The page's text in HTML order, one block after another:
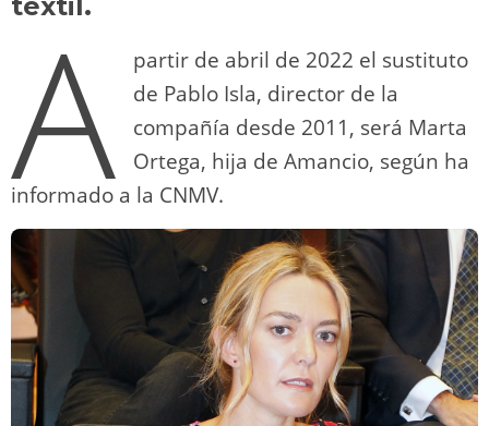
A
partir de abril de 2022 el sustituto
de Pablo Isla, director de la
compañía desde 2011, será Marta
Ortega, hija de Amancio, según ha
informado a la CNMV.